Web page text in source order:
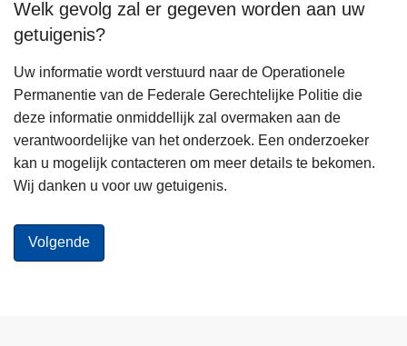
Welk gevolg zal er gegeven worden aan uw
getuigenis?
Uw informatie wordt verstuurd naar de Operationele
Permanentie van de Federale Gerechtelijke Politie die
deze informatie onmiddellijk zal overmaken aan de
verantwoordelijke van het onderzoek. Een onderzoeker
kan u mogelijk contacteren om meer details te bekomen.
Wij danken u voor uw getuigenis.